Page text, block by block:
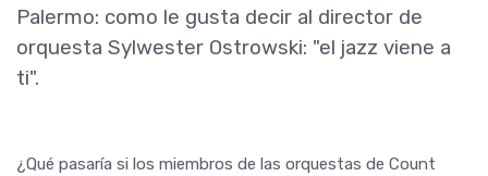
Palermo: como le gusta decir al director de
orquesta Sylwester Ostrowski: "el jazz viene a
ti".
¿Qué pasaría si los miembros de las orquestas de Count